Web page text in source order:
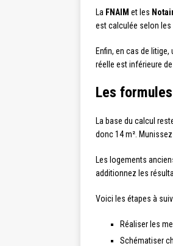
La FNAIM et les
est calculée selon les
Enfin, en cas de
réelle est inférieure
Les
La base du calcul
donc 14 m².
Les logements
additionnez les
Voici les étapes à
Réaliser les
Schématiser